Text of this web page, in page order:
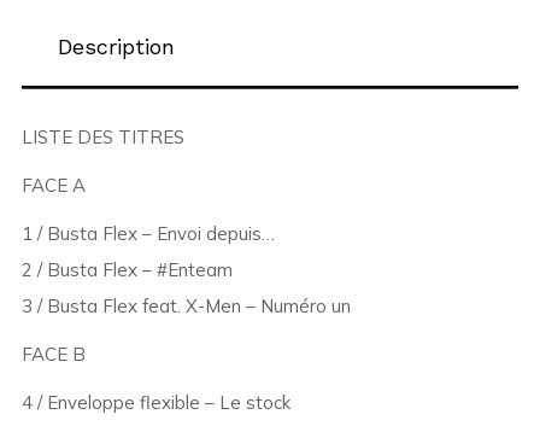
Description
LISTE DES TITRES
FACE A
1 / Busta Flex – Envoi depuis…
2 / Busta Flex – #Enteam
3 / Busta Flex feat. X-Men – Numéro un
FACE B
4 / Enveloppe flexible – Le stock